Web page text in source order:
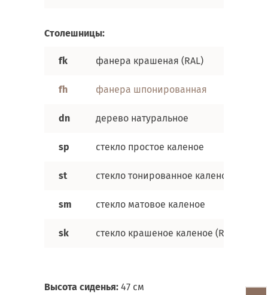
Cтолешницы:
fk фанера крашеная (RAL)
fh фанера шпонированная
dn дерево натуральное
sp стекло простое каленое
st стекло тонированное каленое
sm стекло матовое каленое
sk стекло крашеное каленое (RAL)
Высота сиденья: 47 см